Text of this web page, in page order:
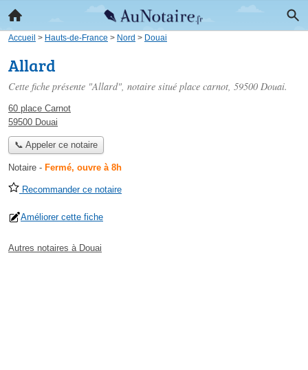
Accueil > Hauts-de-France > Nord > Douai
Allard
Cette fiche présente "Allard", notaire situé place carnot, 59500 Douai.
60 place Carnot
59500 Douai
📞 Appeler ce notaire
Notaire - Fermé, ouvre à 8h
Recommander ce notaire
Améliorer cette fiche
Autres notaires à Douai